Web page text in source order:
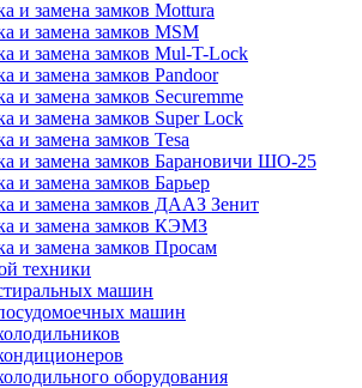
и замена замков Mottura
и замена замков MSM
и замена замков Mul-T-Lock
и замена замков Pandoor
и замена замков Securemme
и замена замков Super Lock
и замена замков Tesa
и замена замков Барановичи ШО-25
и замена замков Барьер
и замена замков ДААЗ Зенит
и замена замков КЭМЗ
и замена замков Просам
техники
машин
машин
оборудования